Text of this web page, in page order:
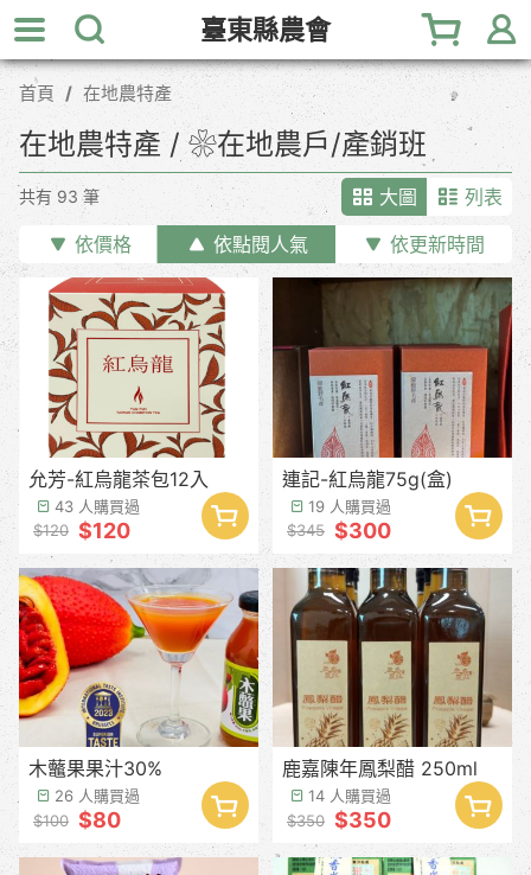
跳
到
主
內
臺東縣農會
首頁 在地農特產
在地農特產 / ❀在地農戶/產銷班
共有 93 筆
依價格 依點閱人氣 依更新時間
大圖 列表
允芳-紅烏龍茶包12入
43 人購買過
$120 $120
連記-紅烏龍75g(盒)
19 人購買過
$345 $300
木虌果果汁30%
26 人購買過
$100 $80
鹿嘉陳年鳳梨醋 250ml
14 人購買過
$350 $350